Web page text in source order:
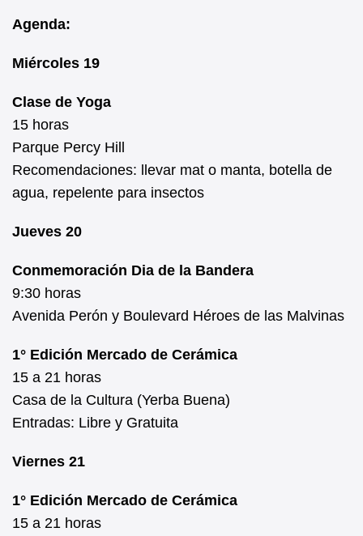
Agenda:
Miércoles 19
Clase de Yoga
15 horas
Parque Percy Hill
Recomendaciones: llevar mat o manta, botella de
agua, repelente para insectos
Jueves 20
Conmemoración Dia de la Bandera
9:30 horas
Avenida Perón y Boulevard Héroes de las Malvinas
1° Edición Mercado de Cerámica
15 a 21 horas
Casa de la Cultura (Yerba Buena)
Entradas: Libre y Gratuita
Viernes 21
1° Edición Mercado de Cerámica
15 a 21 horas